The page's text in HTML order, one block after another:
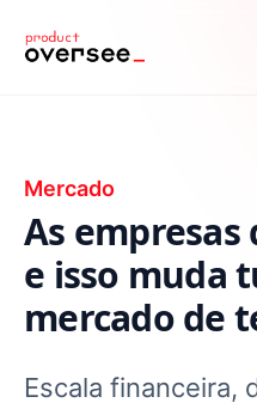
principal
Mercado
As empresas
e isso muda
mercado de
Escala financeira,